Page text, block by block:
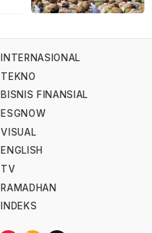
INTERNASIONAL
TEKNO
BISNIS FINANSIAL
ESGNOW
VISUAL
ENGLISH
TV
RAMADHAN
INDEKS